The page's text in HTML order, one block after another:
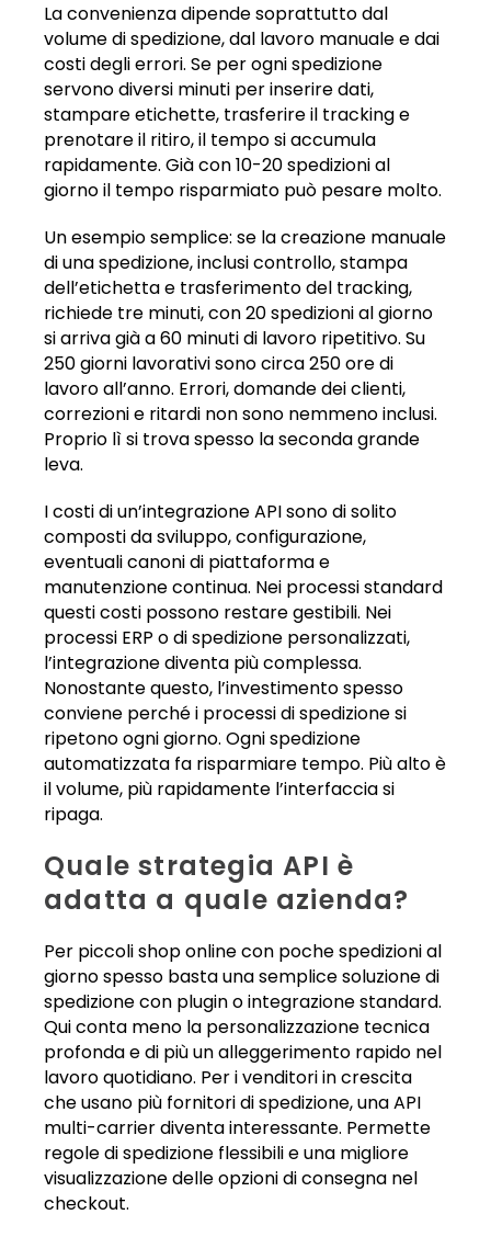
La convenienza dipende soprattutto dal
volume di spedizione, dal lavoro manuale e dai
costi degli errori. Se per ogni spedizione
servono diversi minuti per inserire dati,
stampare etichette, trasferire il tracking e
prenotare il ritiro, il tempo si accumula
rapidamente. Già con 10-20 spedizioni al
giorno il tempo risparmiato può pesare molto.
Un esempio semplice: se la creazione manuale
di una spedizione, inclusi controllo, stampa
dell’etichetta e trasferimento del tracking,
richiede tre minuti, con 20 spedizioni al giorno
si arriva già a 60 minuti di lavoro ripetitivo. Su
250 giorni lavorativi sono circa 250 ore di
lavoro all’anno. Errori, domande dei clienti,
correzioni e ritardi non sono nemmeno inclusi.
Proprio lì si trova spesso la seconda grande
leva.
I costi di un’integrazione API sono di solito
composti da sviluppo, configurazione,
eventuali canoni di piattaforma e
manutenzione continua. Nei processi standard
questi costi possono restare gestibili. Nei
processi ERP o di spedizione personalizzati,
l’integrazione diventa più complessa.
Nonostante questo, l’investimento spesso
conviene perché i processi di spedizione si
ripetono ogni giorno. Ogni spedizione
automatizzata fa risparmiare tempo. Più alto è
il volume, più rapidamente l’interfaccia si
ripaga.
Quale strategia API è
adatta a quale azienda?
Per piccoli shop online con poche spedizioni al
giorno spesso basta una semplice soluzione di
spedizione con plugin o integrazione standard.
Qui conta meno la personalizzazione tecnica
profonda e di più un alleggerimento rapido nel
lavoro quotidiano. Per i venditori in crescita
che usano più fornitori di spedizione, una API
multi-carrier diventa interessante. Permette
regole di spedizione flessibili e una migliore
visualizzazione delle opzioni di consegna nel
checkout.